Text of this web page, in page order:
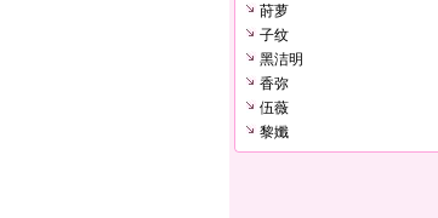
莳萝
子纹
黑洁明
香弥
伍薇
黎孅